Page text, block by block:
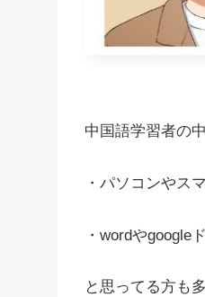
中国語学習者の中
・パソコンやス
・wordやgoogle
と思ってる方も